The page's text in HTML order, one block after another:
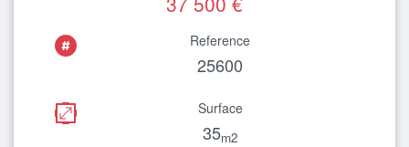
Reference
25600
Surface
35m2